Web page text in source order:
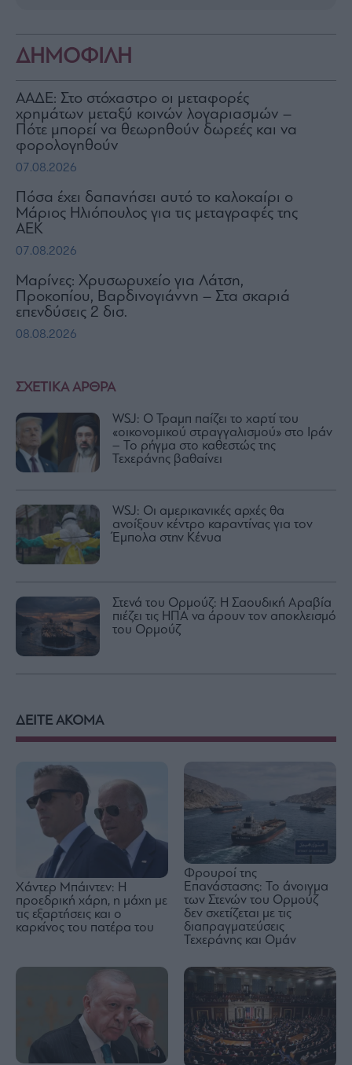
ΣΧΕΤΙΚΑ ΑΡΘΡΑ
WSJ: Ο Τραμπ παίζει το χαρτί του
«οικονομικού στραγγαλισμού» στο Ιράν
– Το ρήγμα στο καθεστώς της
Τεχεράνης βαθαίνει
WSJ: Οι αμερικανικές αρχές θα
ανοίξουν κέντρο καραντίνας για τον
Έμπολα στην Κένυα
Στενά του Ορμούζ: Η Σαουδική Αραβία
πιέζει τις ΗΠΑ να άρουν τον αποκλεισμό
του Ορμούζ
ΔΗΜΟΦΙΛΗ
ΑΑΔΕ: Στο στόχαστρο οι μεταφορές
χρημάτων μεταξύ κοινών λογαριασμών –
Πότε μπορεί να θεωρηθούν δωρεές και να
φορολογηθούν
07.08.2026
Πόσα έχει δαπανήσει αυτό το καλοκαίρι ο
Μάριος Ηλιόπουλος για τις μεταγραφές της
ΑΕΚ
07.08.2026
Μαρίνες: Χρυσωρυχείο για Λάτση,
Προκοπίου, Βαρδινογιάννη – Στα σκαριά
επενδύσεις 2 δισ.
08.08.2026
ΔΕΙΤΕ ΑΚΟΜΑ
Χάντερ Μπάιντεν: Η
προεδρική χάρη, η μάχη με
τις εξαρτήσεις και ο
καρκίνος του πατέρα του
Φρουροί της
Επανάστασης: Το άνοιγμα
των Στενών του Ορμούζ
δεν σχετίζεται με τις
διαπραγματεύσεις
Τεχεράνης και Ομάν